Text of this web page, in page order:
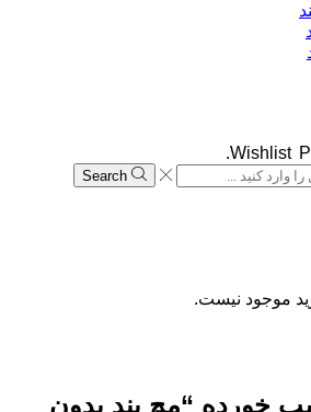
Wishlist
Search
موجود نیست.
خورده “مچ بند بدون